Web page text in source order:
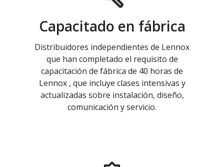
Capacitado en fábrica
Distribuidores independientes de Lennox
que han completado el requisito de
capacitación de fábrica de 40 horas de
Lennox , que incluye clases intensivas y
actualizadas sobre instalación, diseño,
comunicación y servicio.